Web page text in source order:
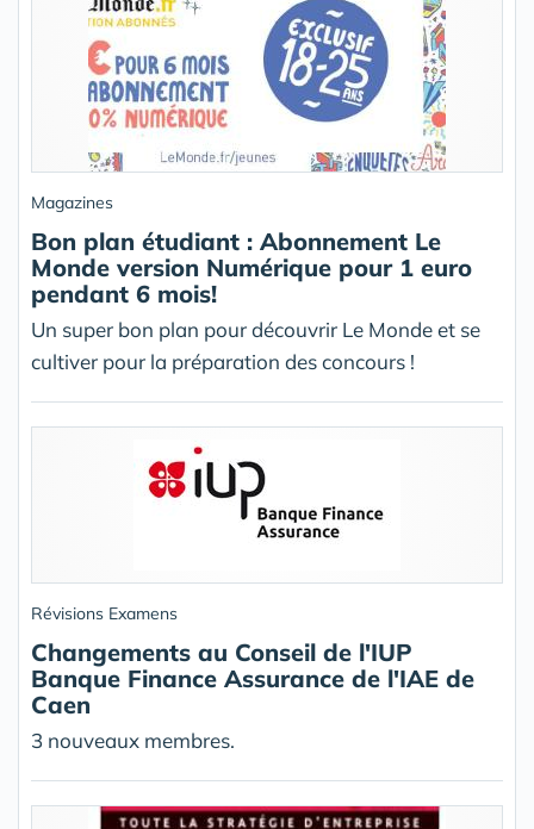
Magazines
Bon plan étudiant : Abonnement Le
Monde version Numérique pour 1 euro
pendant 6 mois!
Un super bon plan pour découvrir Le Monde et se
cultiver pour la préparation des concours !
Révisions Examens
Changements au Conseil de l'IUP
Banque Finance Assurance de l'IAE de
Caen
3 nouveaux membres.